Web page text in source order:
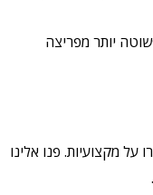
יותר מפריצה
מקצועיות. פנו אלינו